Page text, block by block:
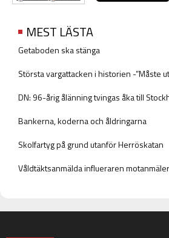
MEST LÄSTA
Getaboden ska stänga
Största vargattacken i historien -”Måste
DN: 96-årig ålänning tvingas åka till
Bankerna, koderna och åldringarna
Skolfartyg på grund utanför Herröskatan
Våldtäktsanmälda influeraren